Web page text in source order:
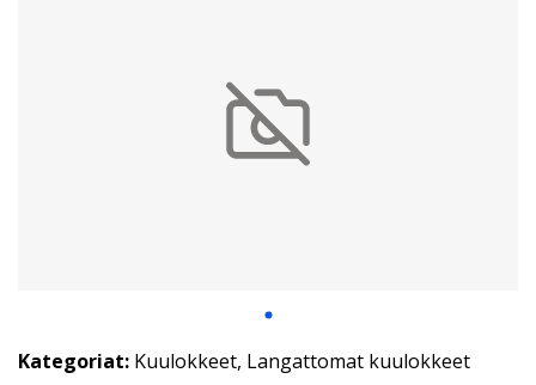
Kategoriat: Kuulokkeet, Langattomat kuulokkeet